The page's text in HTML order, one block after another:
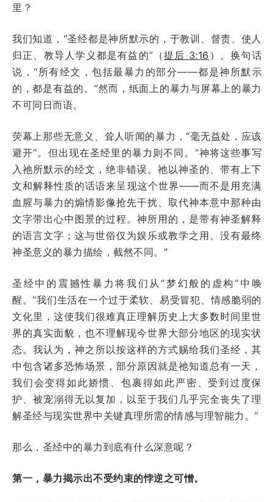
里？
我们知道，“圣经都是神所默示的，于教训、督责、使人
归正、教导人学义都是有益的”（提后 3:16 ）。换句话
说，“所有经文，包括最暴力的部分——都是神所默示
的，都是有益的。”然而，纸面上的暴力与屏幕上的暴力
不可同日而语。
荧幕上那些无意义、耸人听闻的暴力，“毫无益处，应该
避开”。但出现在圣经里的暴力则不同。“神将这些事写
入祂所默示的经文，绝非错误。祂以神圣的、带有上下
文和解释性质的话语来呈现这个世界——而不是用充满
血腥与暴力的煽情影像抢先干扰、取代神本意中那种由
文字带出心中图景的过程。神所用的，是带有神圣解释
的语言文字；这与世俗仅为娱乐或教学之用、没有最终
神圣意义的暴力描绘，截然不同。”
圣经中的震撼性暴力将我们从“梦幻般的虚构”中唤
醒。“我们生活在一个过于柔软、易受冒犯、情感脆弱的
文化里，这使我们很难真正理解历史上大多数时间里世
界的真实面貌，也不理解现今世界大部分地区的现实状
态。我认为，神之所以按这样的方式赐给我们圣经，其
中包含诸多恐怖场景，部分原因就是祂知道总有一天，
我们会变得如此娇惯、包裹得如此严密、受到过度保
护、被宠溺得无以复加，以至于我们几乎完全丧失了理
解圣经与现实世界中关键真理所需的情感与理智能力。”
那么，圣经中的暴力到底有什么深意呢？
第一，暴力揭示出不受约束的悖逆之可憎。